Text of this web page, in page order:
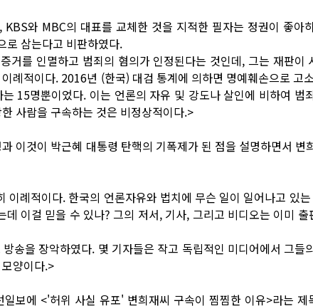
와 MBC의 대표를 교체한 것을 지적한 필자는 정권이 좋아
로 삼는다고 비판하였다.
거를 인멸하고 범죄의 혐의가 인정된다는 것인데, 그는 재판이
례적이다. 2016년 (한국) 대검 통계에 의하면 명예훼손으로 고
15명뿐이었다. 이는 언론의 자유 및 강도나 살인에 비하여 범
사람을 구속하는 것은 비정상적이다.>
이것이 박근혜 대통령 탄핵의 기폭제가 된 점을 설명하면서 변
이례적이다. 한국의 언론자유와 법치에 무슨 일이 일어나고 있
이걸 믿을 수 있나? 그의 저서, 기사, 그리고 비디오는 이미 출
송을 장악하였다. 몇 기자들은 작고 독립적인 미디어에서 그들
양이다.>
보에 <'허위 사실 유포' 변희재씨 구속이 찜찜한 이유>라는 제